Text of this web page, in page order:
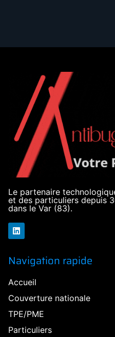
Le partenaire
et des particuliers depuis
dans le Var (83).
Navigation rapide
Accueil
Couverture nationale
TPE/PME
Particuliers